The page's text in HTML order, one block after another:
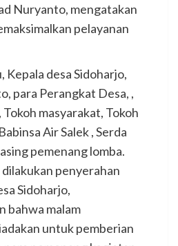
Nuryanto, mengatakan
pelayanan
Kepala desa Sidoharjo,
para Perangkat Desa, ,
masyarakat, Tokoh
Air Salek , Serda
pemenang lomba.
penyerahan
Sidoharjo,
bahwa malam
untuk pemberian